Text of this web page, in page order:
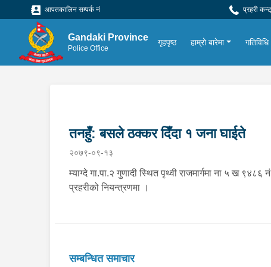
आपतकालिन सम्पर्क नं प्रहरी
Gandaki Province
Police Office
गृहपृष्ठ हाम्रो बारेमा गतिविधि
तनहुँ: बसले ठक्कर दिँदा १ जना घाईते
२०७९-०९-१३
म्याग्दे गा.पा.२ गुणादी स्थित पृथ्वी राजमार्गमा ना ५ ख
प्रहरीको नियन्त्रणमा ।
सम्बन्धित समाचार